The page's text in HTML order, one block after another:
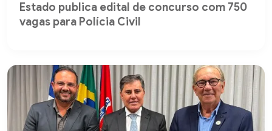
Estado publica edital de concurso com 750
vagas para Polícia Civil